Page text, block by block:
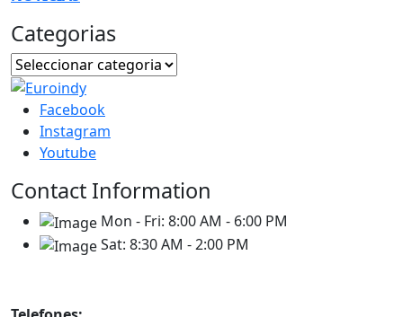
Categorias
Facebook
Instagram
Youtube
Contact Information
Mon - Fri: 8:00 AM - 6:00 PM
Sat: 8:30 AM - 2:00 PM